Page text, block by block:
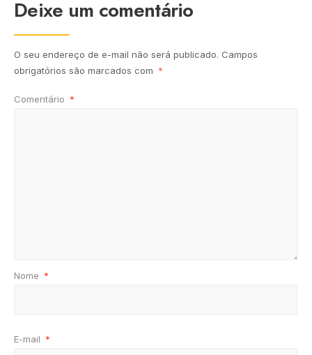
Deixe um comentário
O seu endereço de e-mail não será publicado. Campos
obrigatórios são marcados com *
Comentário *
Nome *
E-mail *